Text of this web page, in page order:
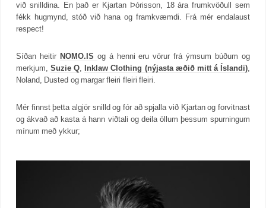
við snilldina. En það er Kjartan Þórisson, 18 ára frumkvöðull sem
fékk hugmynd, stóð við hana og framkvæmdi. Frá mér endalaust
respect!
Síðan heitir NOMO.IS og á henni eru vörur frá ýmsum búðum og
merkjum,Suzie Q, Inklaw Clothing (nýjasta æðið mitt á Íslandi),
Noland, Dusted og margar fleiri fleiri fleiri.
Mér finnst þetta algjör snilld og fór að spjalla við Kjartan og forvitnast
og ákvað að kasta á hann viðtali og deila öllum þessum spurningum
mínum með ykkur;